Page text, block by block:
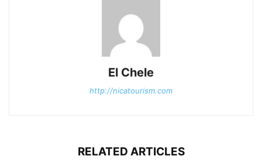
El Chele
http://nicatourism.com
RELATED ARTICLES